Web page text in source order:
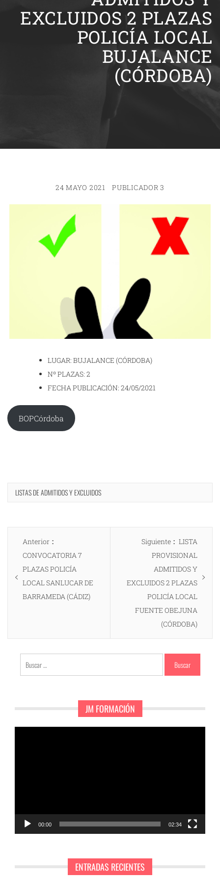
EXCLUIDOS 2 PLAZAS
POLICÍA LOCAL
BUJALANCE
(CÓRDOBA)
24 MAYO 2021 PUBLICADOR 3
LUGAR: BUJALANCE (CÓRDOBA)
Nº PLAZAS: 2
FECHA PUBLICACIÓN: 24/05/2021
BOPCórdoba
LISTAS DE ADMITIDOS Y EXCLUIDOS
Navegación
entradas
Anterior
anterior:
CONVOCATORIA 7
PLAZAS POLICÍA
LOCAL SANLUCAR DE
BARRAMEDA (CÁDIZ)
Siguiente
Entrada
siguiente:
LISTA
PROVISIONAL
ADMITIDOS Y
EXCLUIDOS 2 PLAZAS
POLICÍA LOCAL
FUENTE OBEJUNA
(CÓRDOBA)
Buscar:
JM FORMACIÓN
00:00 02:34
ENTRADAS RECIENTES